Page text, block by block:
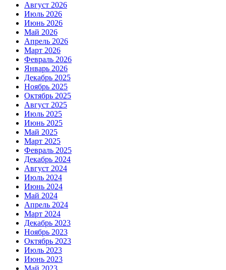
Август 2026
Июль 2026
Июнь 2026
Май 2026
Апрель 2026
Март 2026
Февраль 2026
Январь 2026
Декабрь 2025
Ноябрь 2025
Октябрь 2025
Август 2025
Июль 2025
Июнь 2025
Май 2025
Март 2025
Февраль 2025
Декабрь 2024
Август 2024
Июль 2024
Июнь 2024
Май 2024
Апрель 2024
Март 2024
Декабрь 2023
Ноябрь 2023
Октябрь 2023
Июль 2023
Июнь 2023